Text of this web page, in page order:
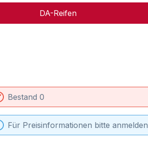
DA-Reifen
Bestand 0
Für Preisinformationen bitte anmelden